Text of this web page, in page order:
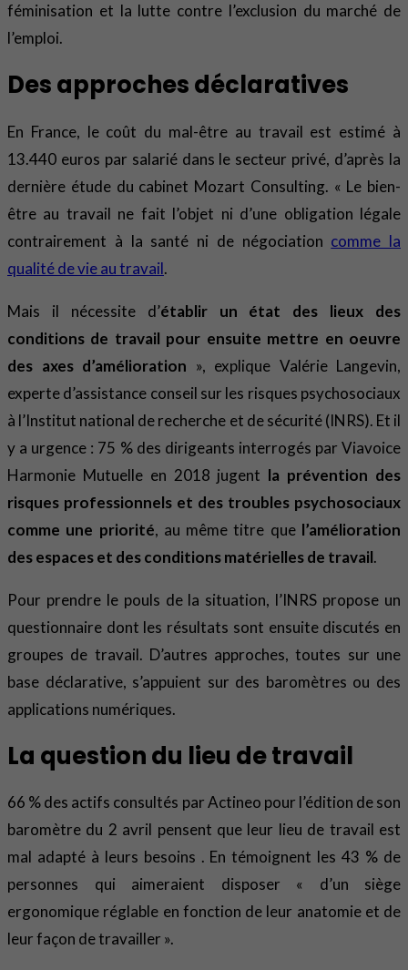
féminisation et la lutte contre l’exclusion du marché de
l’emploi.
Des approches déclaratives
En France, le coût du mal-être au travail est estimé à
13.440 euros par salarié dans le secteur privé, d’après la
dernière étude du cabinet Mozart Consulting. « Le bien-
être au travail ne fait l’objet ni d’une obligation légale
contrairement à la santé ni de négociation comme la
qualité de vie au travail.
Mais il nécessite d’établir un état des lieux des
conditions de travail pour ensuite mettre en oeuvre
des axes d’amélioration », explique Valérie Langevin,
experte d’assistance conseil sur les risques psychosociaux
à l’Institut national de recherche et de sécurité (INRS). Et il
y a urgence : 75 % des dirigeants interrogés par Viavoice
Harmonie Mutuelle en 2018 jugent la prévention des
risques professionnels et des troubles psychosociaux
comme une priorité, au même titre quel’amélioration
des espaces et des conditions matérielles de travail.
Pour prendre le pouls de la situation, l’INRS propose un
questionnaire dont les résultats sont ensuite discutés en
groupes de travail. D’autres approches, toutes sur une
base déclarative, s’appuient sur des baromètres ou des
applications numériques.
La question du lieu de travail
66 % des actifs consultés par Actineo pour l’édition de son
baromètre du 2 avril pensent que leur lieu de travail est
mal adapté à leurs besoins . En témoignent les 43 % de
personnes qui aimeraient disposer « d’un siège
ergonomique réglable en fonction de leur anatomie et de
leur façon de travailler ».